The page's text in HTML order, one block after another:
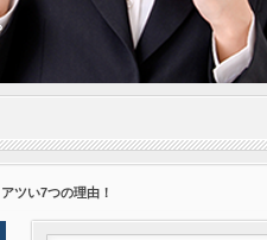
ツい7つの理由！